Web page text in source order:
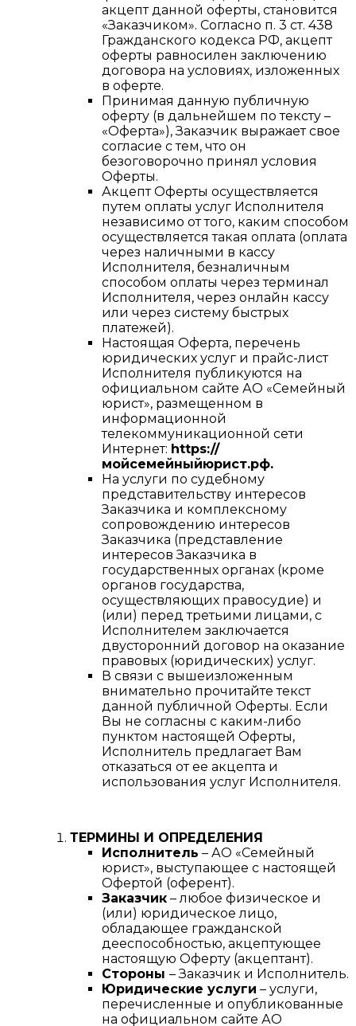
акцепт данной оферты, становится
«Заказчиком». Согласно п. 3 ст. 438
Гражданского кодекса РФ, акцепт
оферты равносилен заключению
договора на условиях, изложенных
в оферте.
Принимая данную публичную
оферту (в дальнейшем по тексту –
«Оферта»), Заказчик выражает свое
согласие с тем, что он
безоговорочно принял условия
Оферты.
Акцепт Оферты осуществляется
путем оплаты услуг Исполнителя
независимо от того, каким способом
осуществляется такая оплата (оплата
через наличными в кассу
Исполнителя, безналичным
способом оплаты через терминал
Исполнителя, через онлайн кассу
или через систему быстрых
платежей).
Настоящая Оферта, перечень
юридических услуг и прайс-лист
Исполнителя публикуются на
официальном сайте АО «Семейный
юрист», размещенном в
информационной
телекоммуникационной сети
Интернет: https://
мойсемейныйюрист.рф.
На услуги по судебному
представительству интересов
Заказчика и комплексному
сопровождению интересов
Заказчика (представление
интересов Заказчика в
государственных органах (кроме
органов государства,
осуществляющих правосудие) и
(или) перед третьими лицами, с
Исполнителем заключается
двусторонний договор на оказание
правовых (юридических) услуг.
В связи с вышеизложенным
внимательно прочитайте текст
данной публичной Оферты. Если
Вы не согласны с каким-либо
пунктом настоящей Оферты,
Исполнитель предлагает Вам
отказаться от ее акцепта и
использования услуг Исполнителя.
ТЕРМИНЫ И ОПРЕДЕЛЕНИЯ
Исполнитель – АО «Семейный
юрист», выступающее с настоящей
Офертой (оферент).
Заказчик – любое физическое и
(или) юридическое лицо,
обладающее гражданской
дееспособностью, акцептующее
настоящую Оферту (акцептант).
Стороны – Заказчик и Исполнитель.
Юридические услуги – услуги,
перечисленные и опубликованные
на официальном сайте АО